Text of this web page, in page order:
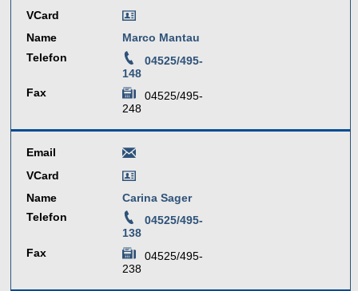
VCard
Name
Marco Mantau
Telefon
04525/495-
148
Fax
04525/495-
248
Email
VCard
Name
Carina Sager
Telefon
04525/495-
138
Fax
04525/495-
238